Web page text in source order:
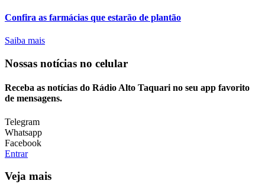
Confira as farmácias que estarão de plantão
Saiba mais
Nossas notícias no celular
Receba as notícias do Rádio Alto Taquari no seu app favorito
de mensagens.
Telegram
Whatsapp
Facebook
Entrar
Veja mais